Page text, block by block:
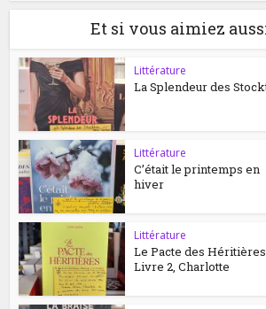
Et si vous aimiez
Littérature
La Splendeur des
Littérature
C’était le printemps en
hiver
Littérature
Le Pacte des
Livre 2, Charlotte